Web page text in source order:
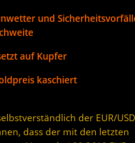
und
auf Kupfer
kaschiert
der EUR/
dass der mit den letzten